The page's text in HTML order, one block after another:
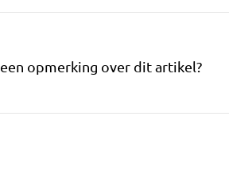
opmerking over dit artikel?